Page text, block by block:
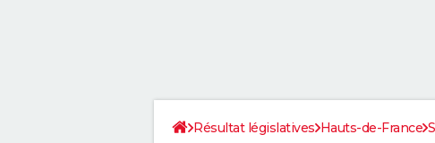
Résultat législatives Hauts-de-France